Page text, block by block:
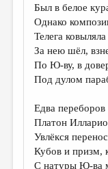
Был в белое
Однако
Телега
За нею шёл,
По Ю-ву, в
Под дулом
Едва
Платон
Увлёкся
Кубов и призм,
С натуры Ю-ва